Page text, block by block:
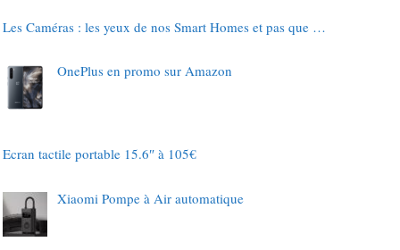
Les Caméras : les yeux de nos Smart Homes et pas que …
OnePlus en promo sur Amazon
Ecran tactile portable 15.6″ à 105€
Xiaomi Pompe à Air automatique